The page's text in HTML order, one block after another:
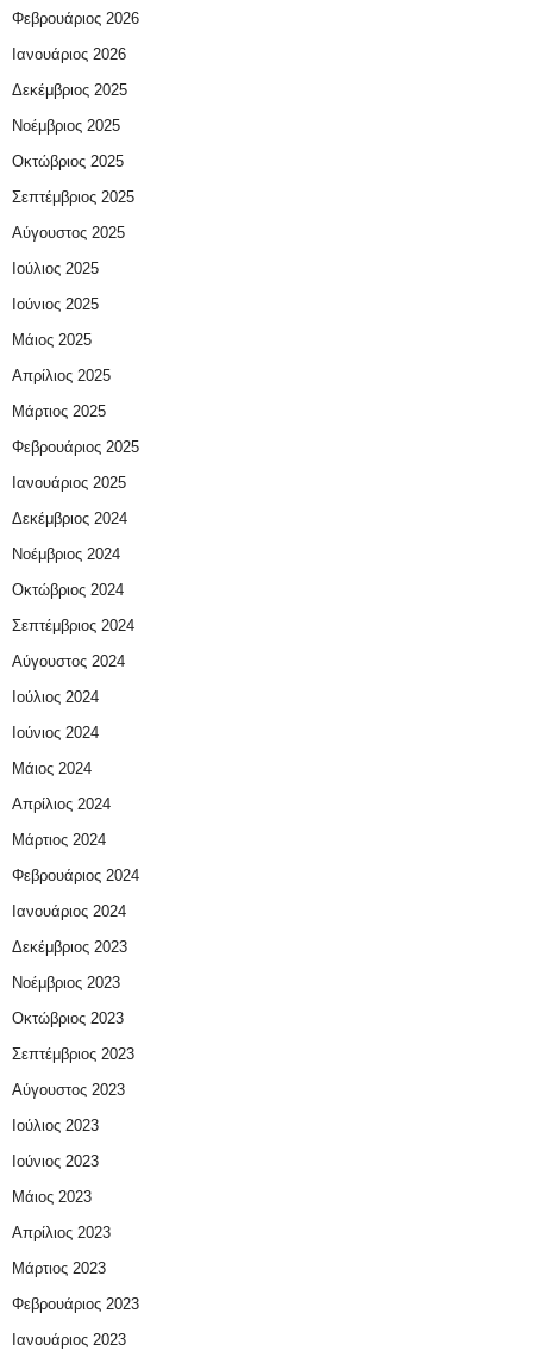
Φεβρουάριος 2026
Ιανουάριος 2026
Δεκέμβριος 2025
Νοέμβριος 2025
Οκτώβριος 2025
Σεπτέμβριος 2025
Αύγουστος 2025
Ιούλιος 2025
Ιούνιος 2025
Μάιος 2025
Απρίλιος 2025
Μάρτιος 2025
Φεβρουάριος 2025
Ιανουάριος 2025
Δεκέμβριος 2024
Νοέμβριος 2024
Οκτώβριος 2024
Σεπτέμβριος 2024
Αύγουστος 2024
Ιούλιος 2024
Ιούνιος 2024
Μάιος 2024
Απρίλιος 2024
Μάρτιος 2024
Φεβρουάριος 2024
Ιανουάριος 2024
Δεκέμβριος 2023
Νοέμβριος 2023
Οκτώβριος 2023
Σεπτέμβριος 2023
Αύγουστος 2023
Ιούλιος 2023
Ιούνιος 2023
Μάιος 2023
Απρίλιος 2023
Μάρτιος 2023
Φεβρουάριος 2023
Ιανουάριος 2023